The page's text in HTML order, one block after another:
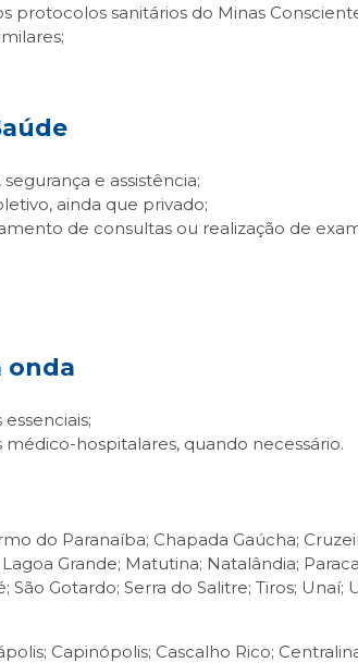
protocolos sanitários do Minas
e assistência;
ainda que privado;
de consultas ou realização de
onda
hospitalares, quando necessário.
do Paranaíba; Chapada Gaúcha;
Grande; Matutina; Natalândia;
Gotardo; Serra do Salitre; Tiros; Unaí;
Capinópolis; Cascalho Rico;